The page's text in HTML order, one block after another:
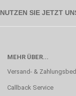
NUTZEN SIE JETZT
MEHR ÜBER...
Versand- &
Callback Service